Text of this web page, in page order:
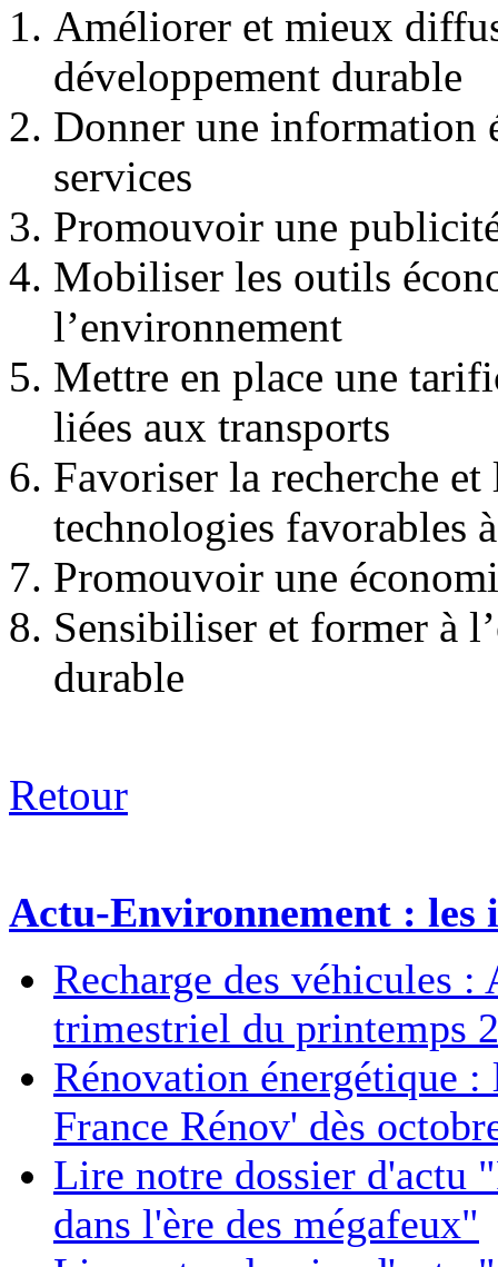
Améliorer et mieux
développement durable
Donner une information
services
Promouvoir une
Mobiliser les outils
l’environnement
Mettre en place une
liées aux transports
Favoriser la recherche
technologies favorables
Promouvoir une
Sensibiliser et former à
durable
Retour
Actu-Environnement : les
Recharge des véhicules
trimestriel du printemps
Rénovation énergétique
France Rénov' dès
Lire notre dossier d'actu
dans l'ère des mégafeux"